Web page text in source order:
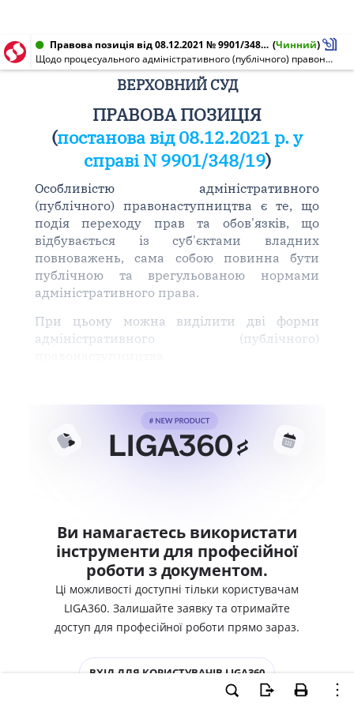
Правова позиція від 08.12.2021 № 9901/348/19 (Чинний)
Щодо процесуального адміністративного (публічного) правонаступництва
ВЕРХОВНИЙ СУД
ПРАВОВА ПОЗИЦІЯ
(постанова від 08.12.2021 р. у
справі N 9901/348/19)
Особливістю адміністративного
(публічного) правонаступництва є те, що
подія переходу прав та обов'язків, що
відбувається із суб'єктами владних
повноважень, сама собою повинна бути
публічною та врегульованою нормами
адміністративного права.
При цьому можна виділити дві форми
адміністративного (публічного)
Ви намагаєтесь використати
інструменти для професійної
роботи з документом.
Ці можливості доступні тільки користувачам
LIGA360. Залишайте заявку та отримайте
доступ для професійної роботи прямо зараз.
ВХІД ДЛЯ КОРИСТУВАЧІВ LIGA360
ХОЧУ СПРОБУВАТИ LIGA360 - ОТРИМАТИ